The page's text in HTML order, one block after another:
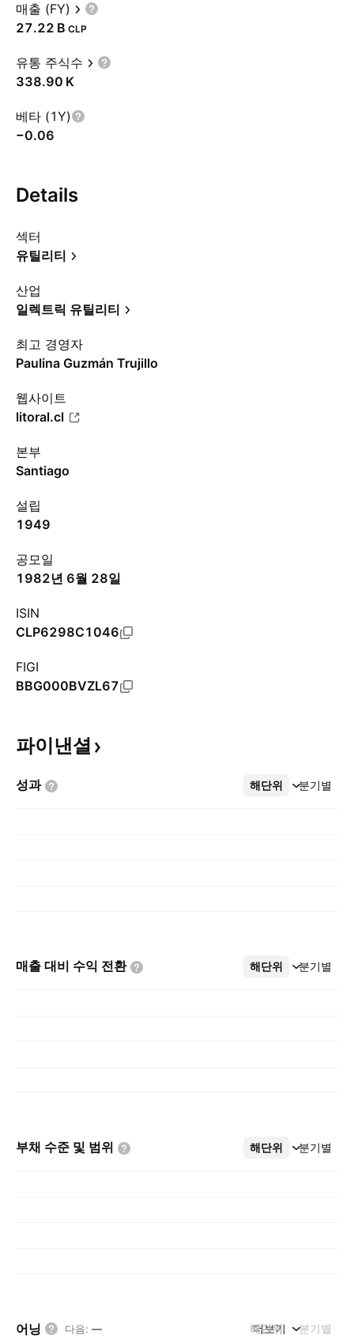
매출 (FY)
‪27.22 B‬ CLP
유통 주식수
‪338.90 K‬
베타 (1Y)
−0.06
Details
섹터
유틸리티
산업
일렉트릭 유틸리티
최고 경영자
Paulina Guzmán Trujillo
웹사이트
litoral.cl
본부
Santiago
설립
1949
공모일
1982년 6월 28일
ISIN
CLP6298C1046
FIGI
BBG000BVZL67
파이낸셜
성과 해단위 분기별
더보기
매출 대비 수익 전환 해단위 분기별
더보기
부채 수준 및 범위 해단위 분기별
더보기
어닝 다음: — 해단위 분기별
더보기